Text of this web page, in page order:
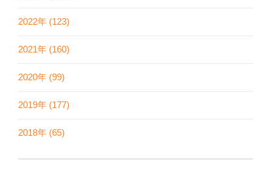
2022年 (123)
2021年 (160)
2020年 (99)
2019年 (177)
2018年 (65)